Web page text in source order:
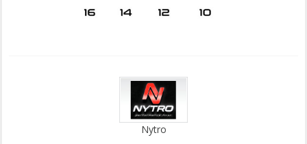
Nytro